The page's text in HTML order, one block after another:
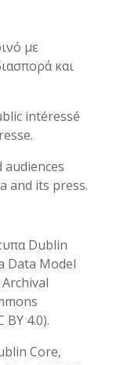
με
και
intéressé
audiences
and its press.
Dublin
Data Model
Archival
4.0).
Core,